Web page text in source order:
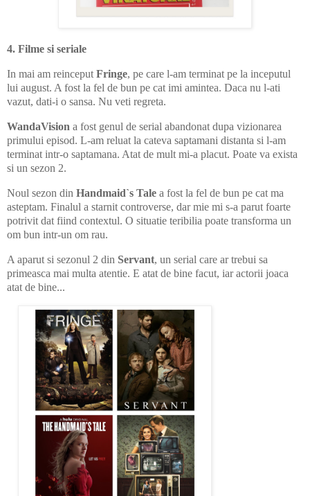
4. Filme si seriale
In mai am reinceput Fringe, pe care l-am terminat pe la inceputul
lui august. A fost la fel de bun pe cat imi amintea. Daca nu l-ati
vazut, dati-i o sansa. Nu veti regreta.
WandaVision a fost genul de serial abandonat dupa vizionarea
primului episod. L-am reluat la cateva saptamani distanta si l-am
terminat intr-o saptamana. Atat de mult mi-a placut. Poate va exista
si un sezon 2.
Noul sezon din Handmaid`s Tale a fost la fel de bun pe cat ma
asteptam. Finalul a starnit controverse, dar mie mi s-a parut foarte
potrivit dat fiind contextul. O situatie teribilia poate transforma un
om bun intr-un om rau.
A aparut si sezonul 2 din Servant, un serial care ar trebui sa
primeasca mai multa atentie. E atat de bine facut, iar actorii joaca
atat de bine...